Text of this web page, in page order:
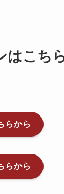
はこち
らから
らから